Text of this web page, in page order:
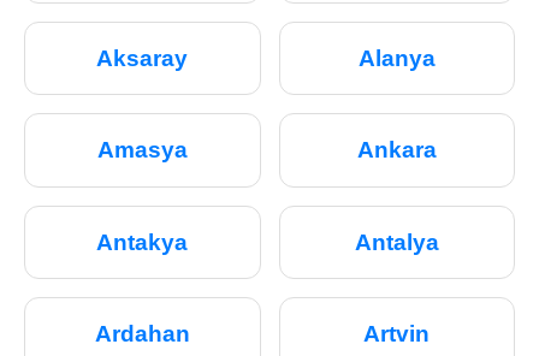
Aksaray Alanya
Amasya Ankara
Antakya Antalya
Ardahan Artvin